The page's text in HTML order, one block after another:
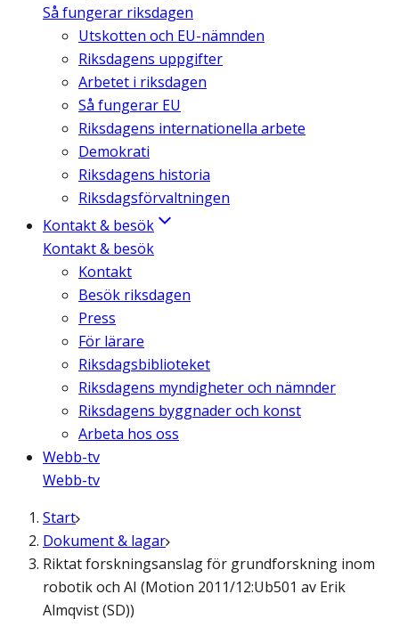
Så fungerar riksdagen
Utskotten och EU-nämnden
Riksdagens uppgifter
Arbetet i riksdagen
Så fungerar EU
Riksdagens internationella arbete
Demokrati
Riksdagens historia
Riksdagsförvaltningen
Kontakt & besök
Kontakt & besök
Kontakt
Besök riksdagen
Press
För lärare
Riksdagsbiblioteket
Riksdagens myndigheter och nämnder
Riksdagens byggnader och konst
Arbeta hos oss
Webb-tv
Webb-tv
Start
Dokument & lagar
Riktat forskningsanslag för grundforskning inom
robotik och AI (Motion 2011/12:Ub501 av Erik
Almqvist (SD))